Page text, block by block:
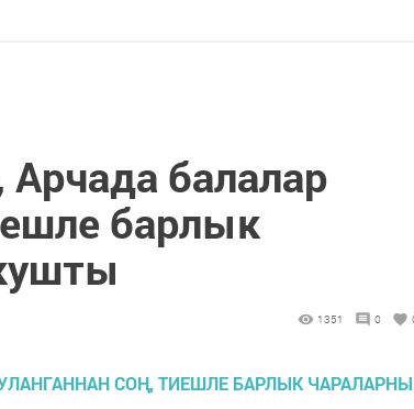
балалар
барлык
1351 0